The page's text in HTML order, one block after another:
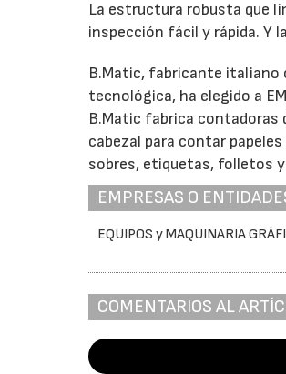
La estructura robusta que
inspección fácil y rápida. Y
B.Matic, fabricante italiano
tecnológica, ha elegido a
B.Matic fabrica contadoras
cabezal para contar
sobres, etiquetas, folletos
EMPRESAS O
EQUIPOS y MAQUINARIA
COMENTARIOS AL